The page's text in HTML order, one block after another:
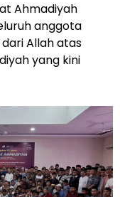
Ahmadiyah
anggota
Allah atas
yang kini